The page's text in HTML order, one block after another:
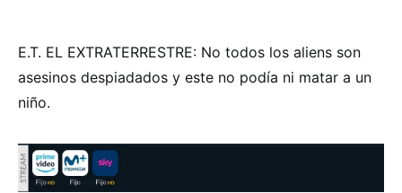
E.T. EL EXTRATERRESTRE: No todos los aliens son
asesinos despiadados y este no podía ni matar a un
niño.